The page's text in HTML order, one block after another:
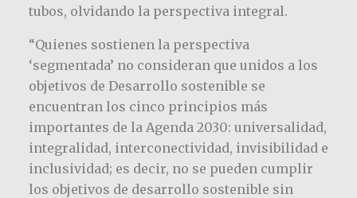
tubos, olvidando la perspectiva integral.
“Quienes sostienen la perspectiva
‘segmentada’ no consideran que unidos a los
objetivos de Desarrollo sostenible se
encuentran los cinco principios más
importantes de la Agenda 2030: universalidad,
integralidad, interconectividad, invisibilidad e
inclusividad; es decir, no se pueden cumplir
los objetivos de desarrollo sostenible sin